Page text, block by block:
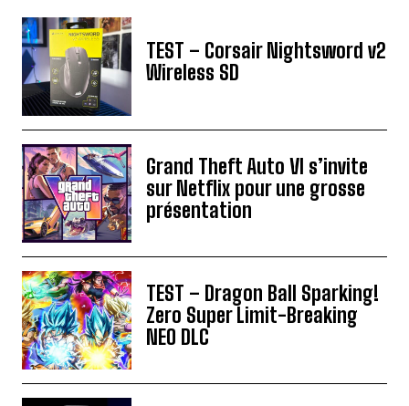
TEST – Corsair Nightsword v2
Wireless SD
Grand Theft Auto VI s’invite
sur Netflix pour une grosse
présentation
TEST – Dragon Ball Sparking!
Zero Super Limit-Breaking
NEO DLC